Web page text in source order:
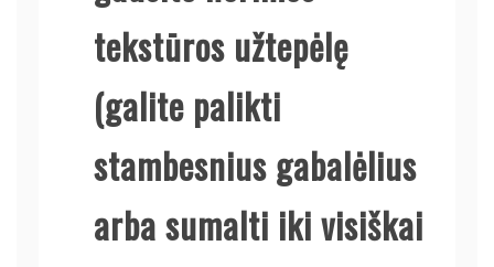
tekstūros užtepėlę
(galite palikti
stambesnius gabalėlius
arba sumalti iki visiškai